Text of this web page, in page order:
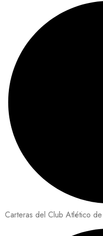
Carteras del Club Atlético